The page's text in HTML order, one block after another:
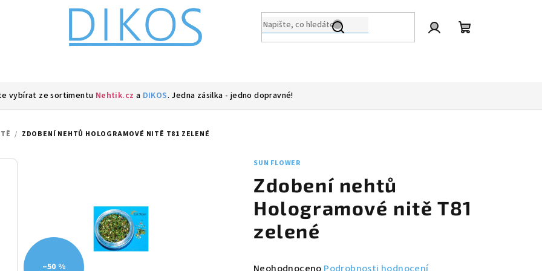
vybírat ze sortimentu Nehtik.cz a DIKOS. Jedna zásilka - jedno dopravné!
/ ZDOBENÍ NEHTŮ HOLOGRAMOVÉ NITĚ T81 ZELENÉ
SUN FLOWER
Zdobení nehtů
Hologramové nitě T81
zelené
Průměrné
–50 %